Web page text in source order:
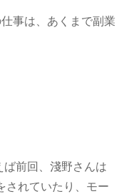
事は、あくまで副業
前回、淺野さんは
されていたり、モー